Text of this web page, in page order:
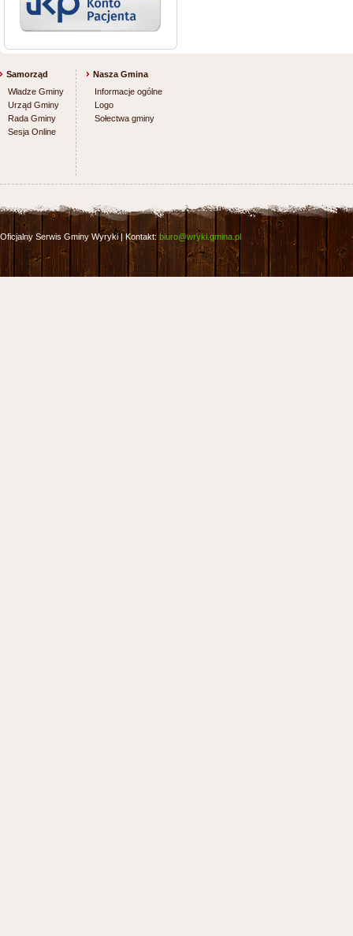
Samorząd
Władze Gminy
Urząd Gminy
Rada Gminy
Sesja Online
Nasza Gmina
Informacje ogólne
Logo
Sołectwa gminy
Oficjalny Serwis Gminy Wyryki | Kontakt: biuro@wryki.gmina.pl